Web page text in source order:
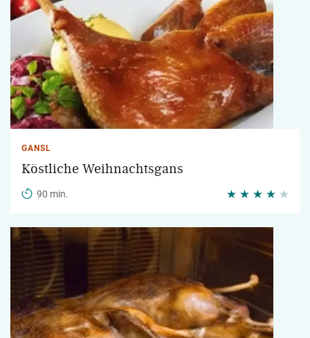
GANSL
Köstliche Weihnachtsgans
90 min.